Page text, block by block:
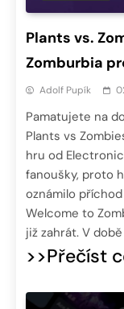
Plants vs.
Zomburbia
Adolf Pupík
Pamatujete na
Plants vs
hru od
fanoušky, proto
oznámilo
Welcome to
již zahrát. V
>>Přečíst